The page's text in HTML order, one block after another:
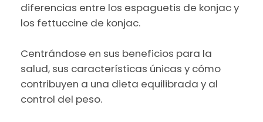
diferencias entre los espaguetis de konjac y
los fettuccine de konjac.
Centrándose en sus beneficios para la
salud, sus características únicas y cómo
contribuyen a una dieta equilibrada y al
control del peso.